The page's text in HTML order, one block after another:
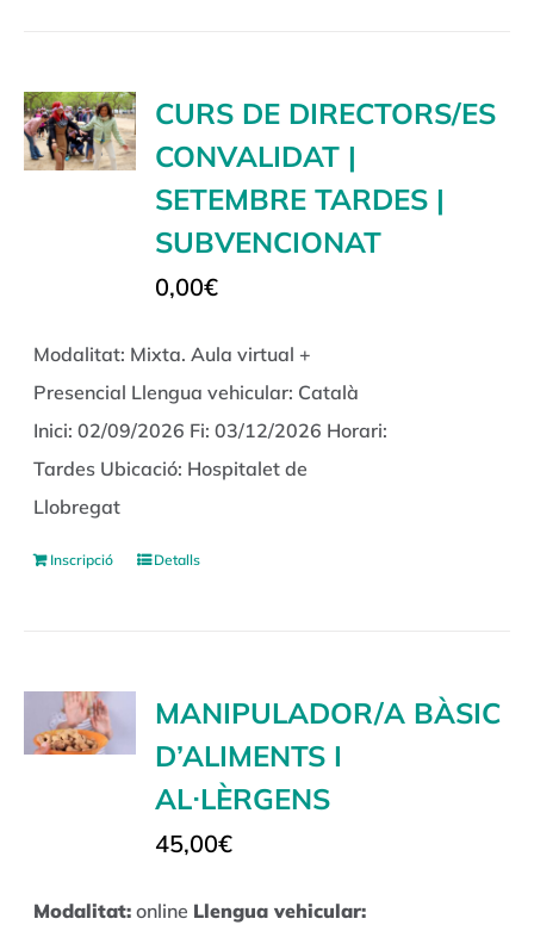
CURS DE DIRECTORS/ES
CONVALIDAT |
SETEMBRE TARDES |
SUBVENCIONAT
0,00€
Modalitat: Mixta. Aula virtual +
Presencial Llengua vehicular: Català
Inici: 02/09/2026 Fi: 03/12/2026 Horari:
Tardes Ubicació: Hospitalet de
Llobregat
Inscripció Detalls
MANIPULADOR/A BÀSIC
D’ALIMENTS I
AL·LÈRGENS
45,00€
Modalitat: online Llengua vehicular: